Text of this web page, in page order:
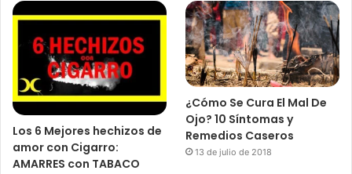
Los 6 Mejores hechizos de
amor con Cigarro:
AMARRES con TABACO
¿Cómo Se Cura El Mal De
Ojo? 10 Síntomas y
Remedios Caseros
13 de julio de 2018